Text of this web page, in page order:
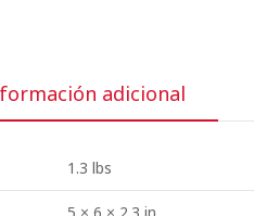
adicional
1.3 lbs